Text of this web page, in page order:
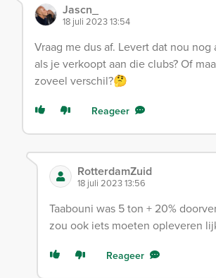
Jascn_
18 juli 2023 13:54
Vraag me dus af. Levert dat nou nog
als je verkoopt aan die clubs? Of
zoveel verschil?🤔
Reageer
RotterdamZuid
18 juli 2023 13:56
Taabouni was 5 ton + 20%
zou ook iets moeten opleveren
Reageer